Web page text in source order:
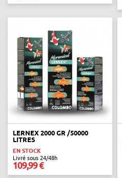
LERNEX 2000 GR /50000
LITRES
EN STOCK
Livré sous 24/48h
109,99 €